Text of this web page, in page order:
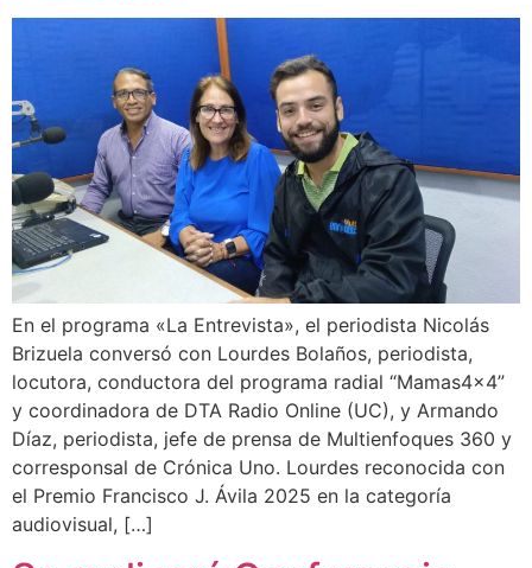
En el programa «La Entrevista», el periodista Nicolás
Brizuela conversó con Lourdes Bolaños, periodista,
locutora, conductora del programa radial “Mamas4x4”
y coordinadora de DTA Radio Online (UC), y Armando
Díaz, periodista, jefe de prensa de Multienfoques 360 y
corresponsal de Crónica Uno. Lourdes reconocida con
el Premio Francisco J. Ávila 2025 en la categoría
audiovisual, […]